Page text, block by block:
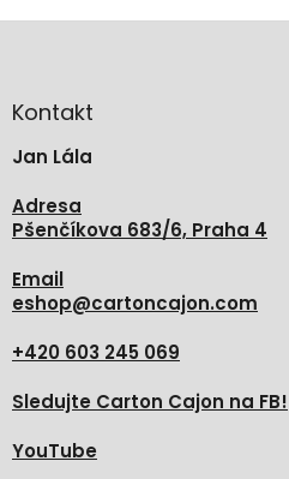
aKontakt
Jan Lála
Adresa
Pšenčíkova 683/6, Praha 4
Email
eshop@cartoncajon.com
+420 603 245 069
Sledujte Carton Cajon na FB!
YouTube